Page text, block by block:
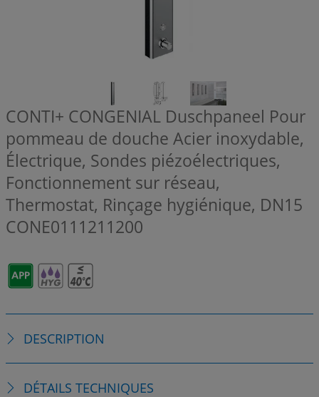
CONTI+ CONGENIAL Duschpaneel Pour
pommeau de douche Acier inoxydable,
Électrique, Sondes piézoélectriques,
Fonctionnement sur réseau,
Thermostat, Rinçage hygiénique, DN15
CONE0111211200
DESCRIPTION
DÉTAILS TECHNIQUES